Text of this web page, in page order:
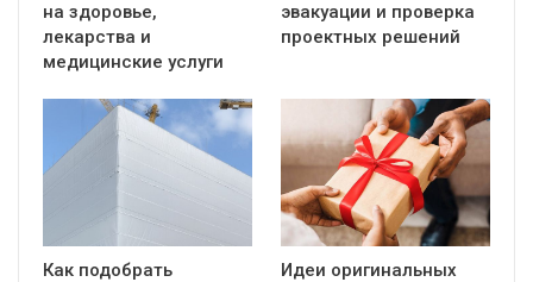
на здоровье,
лекарства и
медицинские услуги
эвакуации и проверка
проектных решений
Как подобрать
Идеи оригинальных